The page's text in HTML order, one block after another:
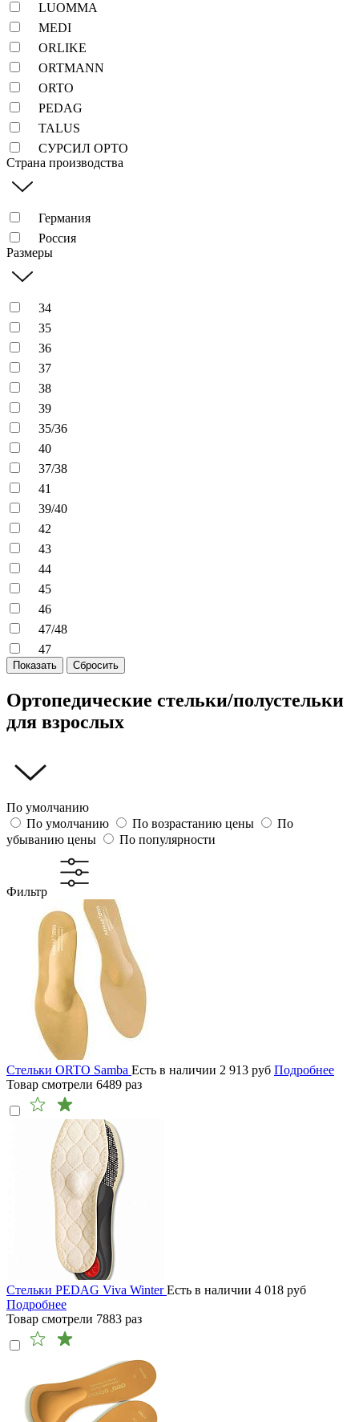
LUOMMA
MEDI
ORLIKE
ORTMANN
ORTO
PEDAG
TALUS
СУРСИЛ ОРТО
Страна производства
Германия
Россия
Размеры
34
35
36
37
38
39
35/36
40
37/38
41
39/40
42
43
44
45
46
47/48
47
Показать Сбросить
Ортопедические стельки/полустельки
для взрослых
По умолчанию
По умолчанию
По возрастанию цены
По
убыванию цены
По популярности
Фильтр
Cтельки ORTO Samba Есть в наличии 2 913 руб Подробнее
Товар смотрели 6489 раз
Cтельки PEDAG Viva WinterЕсть в наличии 4 018 руб
Подробнее
Товар смотрели 7883 раз